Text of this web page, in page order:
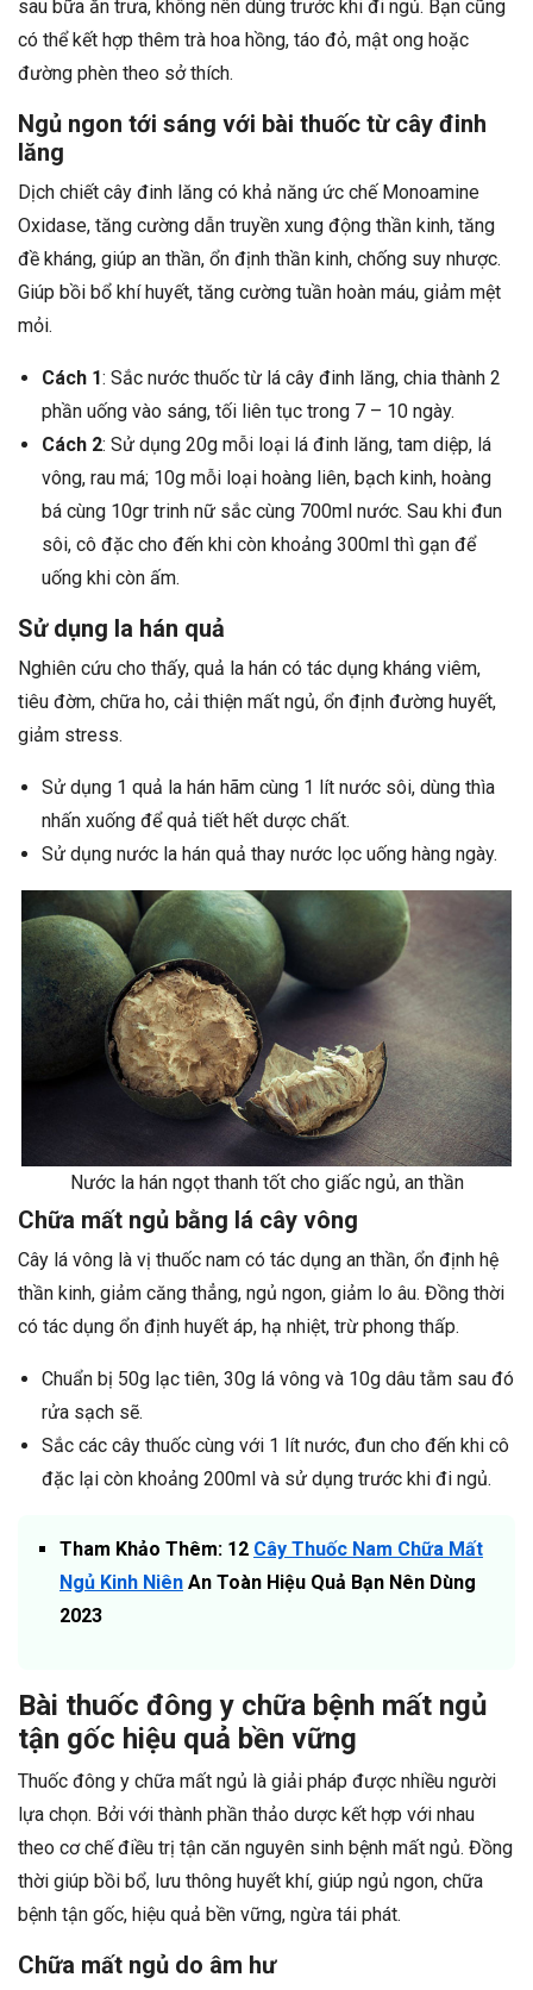
sau bữa ăn trưa, không nên dùng trước khi đi ngủ. Bạn cũng
có thể kết hợp thêm trà hoa hồng, táo đỏ, mật ong hoặc
đường phèn theo sở thích.
Ngủ ngon tới sáng với bài thuốc từ cây đinh
lăng
Dịch chiết cây đinh lăng có khả năng ức chế Monoamine
Oxidase, tăng cường dẫn truyền xung động thần kinh, tăng
đề kháng, giúp an thần, ổn định thần kinh, chống suy nhược.
Giúp bồi bổ khí huyết, tăng cường tuần hoàn máu, giảm mệt
mỏi.
Cách 1: Sắc nước thuốc từ lá cây đinh lăng, chia thành 2
phần uống vào sáng, tối liên tục trong 7 – 10 ngày.
Cách 2: Sử dụng 20g mỗi loại lá đinh lăng, tam diệp, lá
vông, rau má; 10g mỗi loại hoàng liên, bạch kinh, hoàng
bá cùng 10gr trinh nữ sắc cùng 700ml nước. Sau khi đun
sôi, cô đặc cho đến khi còn khoảng 300ml thì gạn để
uống khi còn ấm.
Sử dụng la hán quả
Nghiên cứu cho thấy, quả la hán có tác dụng kháng viêm,
tiêu đờm, chữa ho, cải thiện mất ngủ, ổn định đường huyết,
giảm stress.
Sử dụng 1 quả la hán hãm cùng 1 lít nước sôi, dùng thìa
nhấn xuống để quả tiết hết dược chất.
Sử dụng nước la hán quả thay nước lọc uống hàng ngày.
Nước la hán ngọt thanh tốt cho giấc ngủ, an thần
Chữa mất ngủ bằng lá cây vông
Cây lá vông là vị thuốc nam có tác dụng an thần, ổn định hệ
thần kinh, giảm căng thẳng, ngủ ngon, giảm lo âu. Đồng thời
có tác dụng ổn định huyết áp, hạ nhiệt, trừ phong thấp.
Chuẩn bị 50g lạc tiên, 30g lá vông và 10g dâu tằm sau đó
rửa sạch sẽ.
Sắc các cây thuốc cùng với 1 lít nước, đun cho đến khi cô
đặc lại còn khoảng 200ml và sử dụng trước khi đi ngủ.
Tham Khảo Thêm: 12 Cây Thuốc Nam Chữa Mất
Ngủ Kinh Niên An Toàn Hiệu Quả Bạn Nên Dùng
2023
Bài thuốc đông y chữa bệnh mất ngủ
tận gốc hiệu quả bền vững
Thuốc đông y chữa mất ngủ là giải pháp được nhiều người
lựa chọn. Bởi với thành phần thảo dược kết hợp với nhau
theo cơ chế điều trị tận căn nguyên sinh bệnh mất ngủ. Đồng
thời giúp bồi bổ, lưu thông huyết khí, giúp ngủ ngon, chữa
bệnh tận gốc, hiệu quả bền vững, ngừa tái phát.
Chữa mất ngủ do âm hư